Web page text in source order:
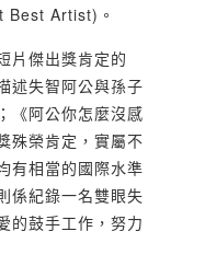
Best Artist)。
片傑出獎肯定的
述失智阿公與孫子
《阿公你怎麼沒感
殊榮肯定，實屬不
有相當的國際水準
係紀錄一名雙眼失
的鼓手工作，努力